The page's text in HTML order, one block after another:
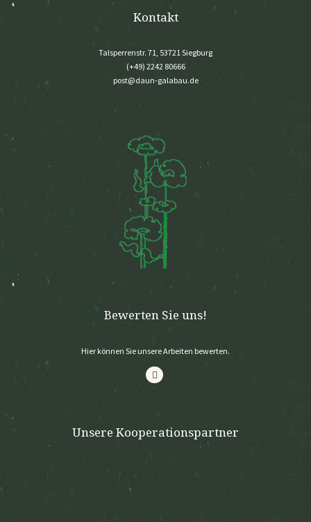
Kontakt
Talsperrenstr. 71, 53721 Siegburg
(+49) 2242 80666
post@daun-galabau.de
Bewerten Sie uns!
Hier können Sie unsere Arbeiten bewerten.
Unsere Kooperationspartner